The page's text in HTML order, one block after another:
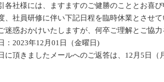
各社様には、ますますのご健勝のこととお喜び
、社員研修に伴い下記日程を臨時休業とさせて
迷惑おかけいたしますが、何卒ご理解とご協
：2023年12月01日（金曜日)
に頂きましたメールへのご返答は、12月5日（